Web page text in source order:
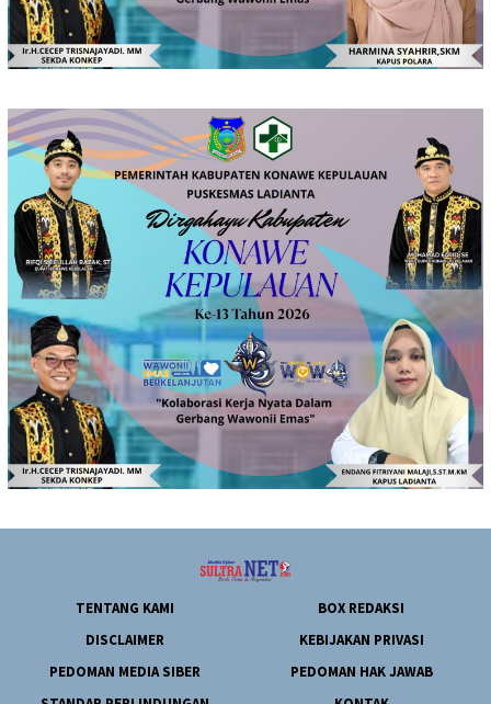
TENTANG KAMI
BOX REDAKSI
DISCLAIMER
KEBIJAKAN PRIVASI
PEDOMAN MEDIA SIBER
PEDOMAN HAK JAWAB